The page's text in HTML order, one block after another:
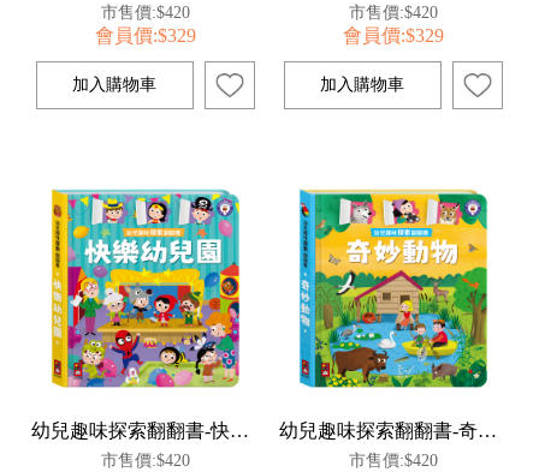
市售價:$420
會員價:$329
市售價:$420
會員價:$329
幼兒趣味探索翻翻書-快樂幼兒園
市售價:$420
幼兒趣味探索翻翻書-奇妙動物
市售價:$420